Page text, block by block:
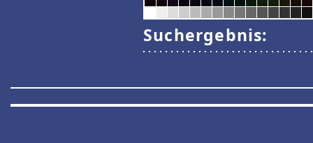
Suchergebnis: